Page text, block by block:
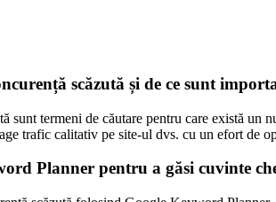
scăzută și de ce sunt
sunt termeni de căutare pentru care există
trafic calitativ pe site-ul dvs. cu un efort de
Planner pentru a găsi cuvinte